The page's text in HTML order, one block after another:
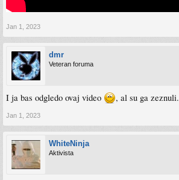
Jan 1, 2023
dmr
Veteran foruma
I ja bas odgledo ovaj video , al su ga zeznuli.
Jan 1, 2023
WhiteNinja
Aktivista